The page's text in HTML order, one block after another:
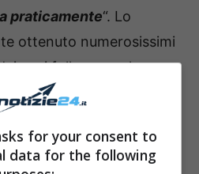
praticamente“. Lo
ottenuto numerosissimi
suoi followers, che non
meno di notare come la
intatta nel corso
for your consent to
data for the following